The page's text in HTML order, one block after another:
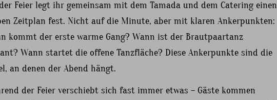
Feier legt ihr gemeinsam mit dem Tamada und dem Catering einen
Zeitplan fest. Nicht auf die Minute, aber mit klaren Ankerpunkten:
kommt der erste warme Gang? Wann ist der Brautpaartanz
Wann startet die offene Tanzfläche? Diese Ankerpunkte sind die
an denen der Abend hängt.
der Feier verschiebt sich fast immer etwas – Gäste kommen